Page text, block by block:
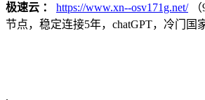
极速云 ：
https://www.xn--osv171g.net/（
节点，稳定连接5年，chatGPT，冷门国
.